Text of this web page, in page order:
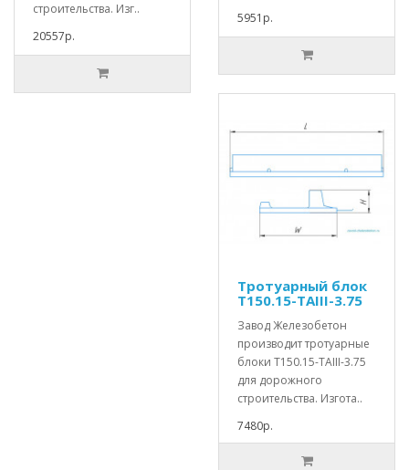
строительства. Изг..
20557р.
5951р.
Тротуарный блок
Т150.15-TAIII-3.75
Завод Железобетон
производит тротуарные
блоки Т150.15-TAIII-3.75
для дорожного
строительства. Изгота..
7480р.